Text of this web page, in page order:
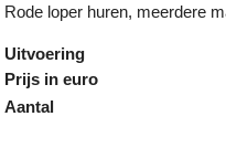
Rode loper huren, meerdere
Uitvoering
Prijs in euro
Aantal